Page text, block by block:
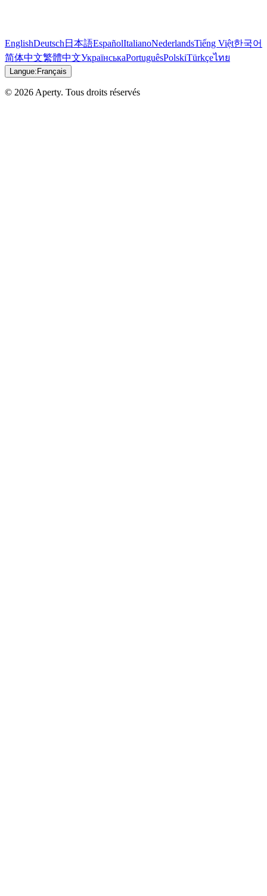
EnglishDeutsch 日本語EspañolItalianoNederlandsTiếng Việt한국어
简体中文繁體中文УкраїнськаPortuguêsPolskiTürkçeไทย
Langue: Français
© 2026 Aperty. Tous droits réservés